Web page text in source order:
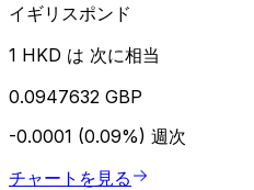
イギリスポンド
1 HKD は 次に相当
0.0947632 GBP
-0.0001 (0.09%) 週次
チャートを見る